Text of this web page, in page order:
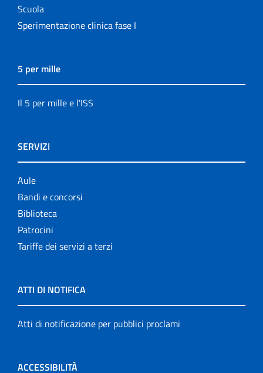
Scuola
Sperimentazione clinica fase I
5 per mille
Il 5 per mille e l'ISS
SERVIZI
Aule
Bandi e concorsi
Biblioteca
Patrocini
Tariffe dei servizi a terzi
ATTI DI NOTIFICA
Atti di notificazione per pubblici proclami
ACCESSIBILITÀ